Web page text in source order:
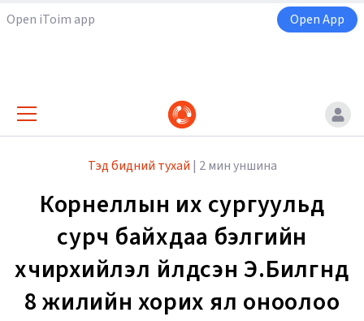
Open iToim app Open App
Тэд бидний тухай | 2 мин уншина
Корнеллын их сургуульд
сурч байхдаа бэлгийн
хүчирхийлэл үйлдсэн Э.Билгүүнд
8 жилийн хорих ял оноолоо